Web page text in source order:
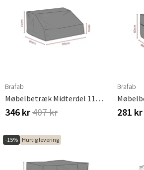
Brafab
Møbelbetræk Midterdel 115x70/40x80 Cm Premium
346 kr407 kr
Brafab
281 kr
-15% Hurtig levering